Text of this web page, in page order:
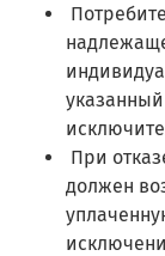
При
должен